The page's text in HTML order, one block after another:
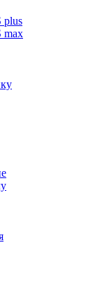
plus
max